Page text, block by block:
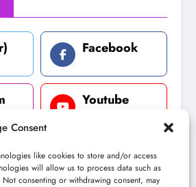
Consent
like cookies to store and/or access
will allow us to process data such as
consenting or withdrawing consent, may
Facebook
Youtube